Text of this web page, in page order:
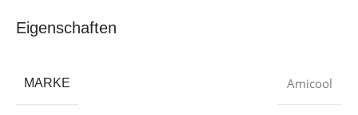
Eigenschaften
MARKE ‎Amicool